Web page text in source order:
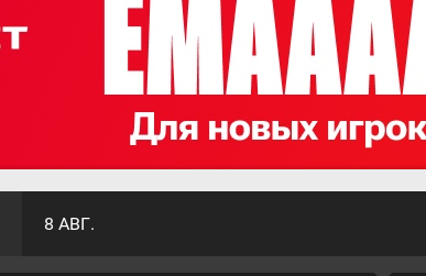
8 АВГ.